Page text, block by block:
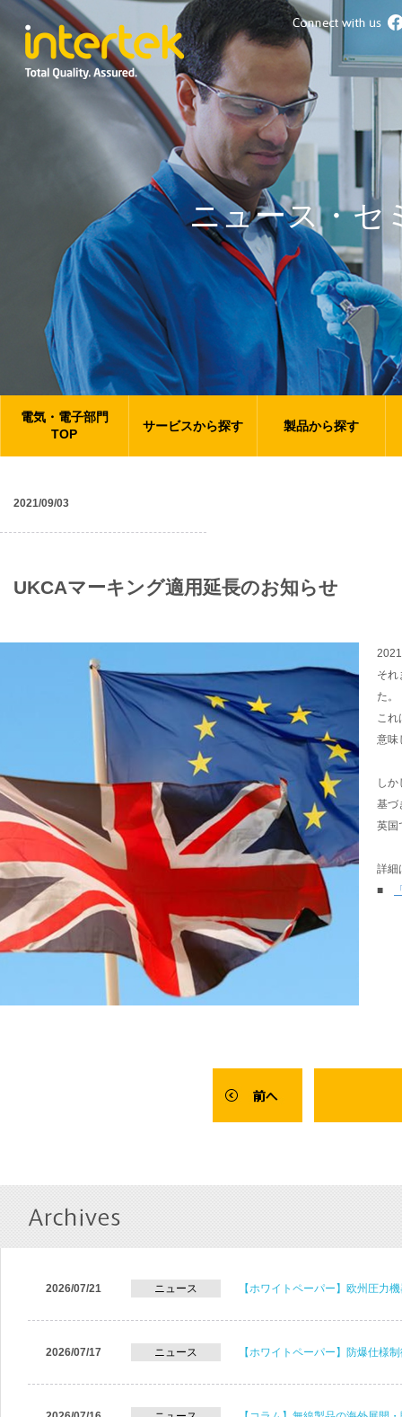
ニュース・セ
電気・電子部門
TOP
サービスから探す 製品から探す
2021/09/03
UKCAマーキング適用延長のお知らせ
それ
た。
これ
意味
し
基づ
英国
詳細
■
2026/07/21 ニュース 【ホワイトペーパー】欧州圧力
2026/07/17 ニュース 【ホワイトペーパー】防爆仕様